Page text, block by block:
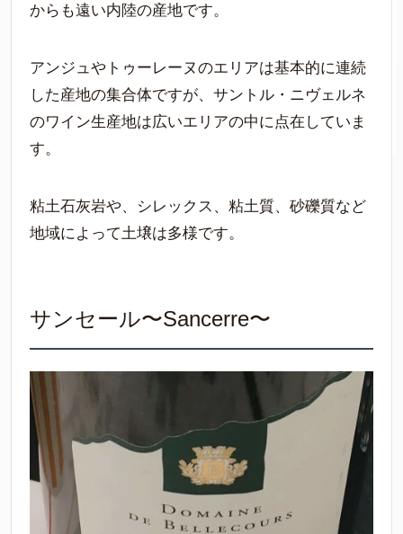
からも遠い内陸の産地です。
アンジュやトゥーレーヌのエリアは基本的に連続
した産地の集合体ですが、サントル・ニヴェルネ
のワイン生産地は広いエリアの中に点在していま
す。
粘土石灰岩や、シレックス、粘土質、砂礫質など
地域によって土壌は多様です。
サンセール〜Sancerre〜